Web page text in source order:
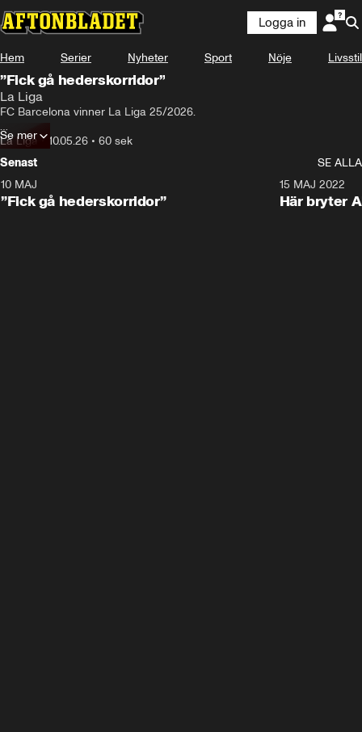
Logga in
Hem Serier Nyheter Sport Nöje Livsstil
”Fick gå hederskorridor”
La Liga
FC Barcelona vinner La Liga 25/2026.
Hör Sportbladets Makoto Asaharas tankar efter avgörandet i El
Clásico.
La Liga • 10.05.26 • 60 sek
Se mer
Senast
SE ALLA
10 MAJ
”Fick gå hederskorridor”
15 MAJ 2022
Här bryter